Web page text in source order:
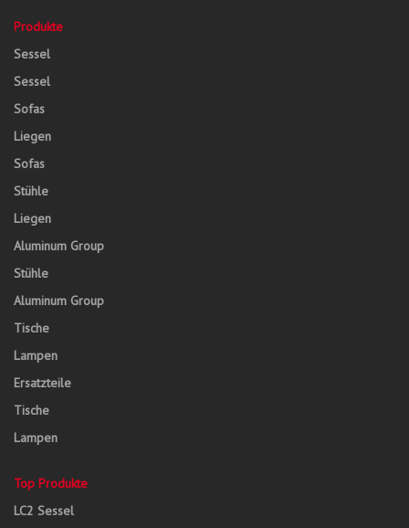
Produkte
Sessel
Sessel
Sofas
Liegen
Sofas
Stühle
Liegen
Aluminum Group
Stühle
Aluminum Group
Tische
Lampen
Ersatzteile
Tische
Lampen
Top Produkte
LC2 Sessel